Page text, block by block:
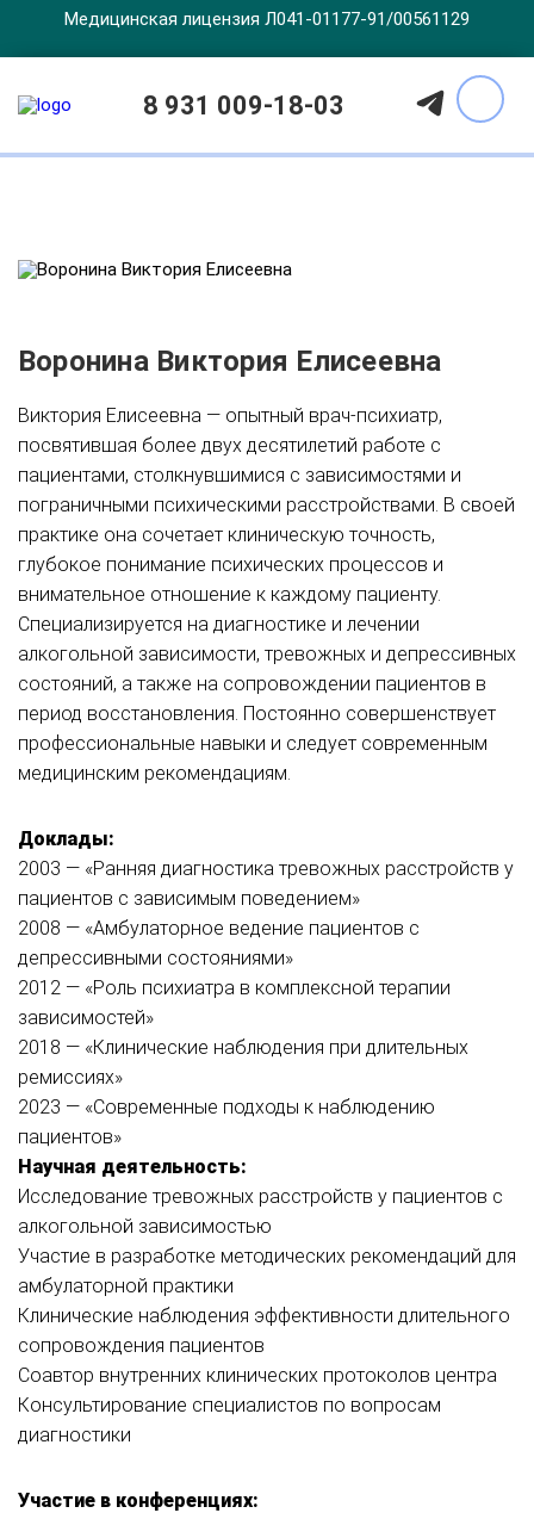
Медицинская лицензия Л041-01177-91/00561129
8 931 009-18-03
Воронина Виктория Елисеевна
Виктория Елисеевна — опытный врач-психиатр,
посвятившая более двух десятилетий работе с
пациентами, столкнувшимися с зависимостями и
пограничными психическими расстройствами. В своей
практике она сочетает клиническую точность,
глубокое понимание психических процессов и
внимательное отношение к каждому пациенту.
Специализируется на диагностике и лечении
алкогольной зависимости, тревожных и депрессивных
состояний, а также на сопровождении пациентов в
период восстановления. Постоянно совершенствует
профессиональные навыки и следует современным
медицинским рекомендациям.
Доклады:
2003 — «Ранняя диагностика тревожных расстройств у
пациентов с зависимым поведением»
2008 — «Амбулаторное ведение пациентов с
депрессивными состояниями»
2012 — «Роль психиатра в комплексной терапии
зависимостей»
2018 — «Клинические наблюдения при длительных
ремиссиях»
2023 — «Современные подходы к наблюдению
пациентов»
Научная деятельность:
Исследование тревожных расстройств у пациентов с
алкогольной зависимостью
Участие в разработке методических рекомендаций для
амбулаторной практики
Клинические наблюдения эффективности длительного
сопровождения пациентов
Соавтор внутренних клинических протоколов центра
Консультирование специалистов по вопросам
диагностики
Участие в конференциях: